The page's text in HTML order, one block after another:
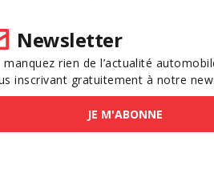
Newsletter
manquez rien de l’actualité
inscrivant gratuitement à notre
JE M'ABONNE